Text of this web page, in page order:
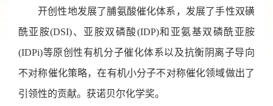
开创性地发展了脯氨酸催化体系，发展了手性双磺
酰亚胺(DSI)、亚胺双磷酸(IDP)和亚氨基双磷酰亚胺
(IDPi)等原创性有机分子催化体系以及抗衡阴离子导向
不对称催化策略，在有机小分子不对称催化领域做出了
引领性的贡献。获诺贝尔化学奖。